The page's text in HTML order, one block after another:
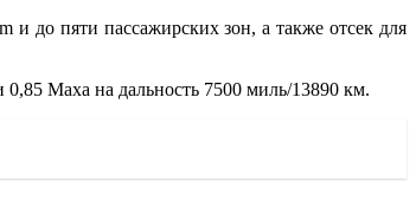
до пяти пассажирских зон, а также отсек для
Маха на дальность 7500 миль/13890 км.